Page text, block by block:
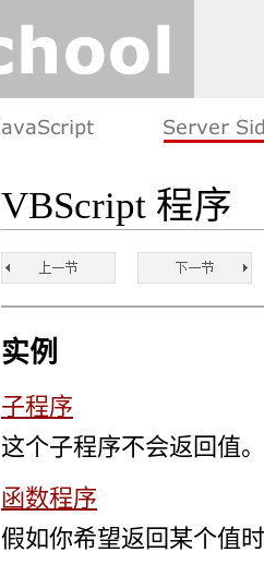
VBScript 程序
实例
子程序
这个子程序不会返回值。
函数程序
假如你希望返回某个值